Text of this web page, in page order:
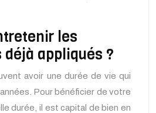
les
appliqués ?
avoir une durée de vie qui
Pour bénéficier de votre
durée, il est capital de bien en